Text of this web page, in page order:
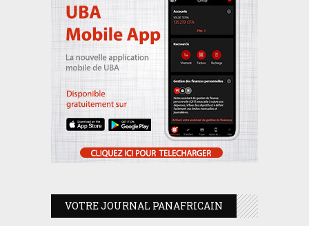
VOTRE JOURNAL PANAFRICAIN